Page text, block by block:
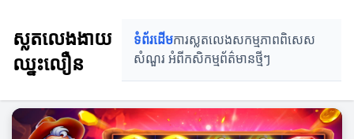
ស្លតលេងងាយ
ឈ្នះលឿន
ទំព័រដើមការស្លតលេងសកម្មភាពពិសេស
សំណួរ អំពីកសិកម្មព័ត៌មានថ្មីៗ